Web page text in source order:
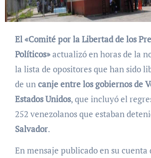
El «Comité por la Libertad de los Presos
Políticos»actualizó en horas de la
la lista de opositores que han sido
de uncanje entre los gobiernos de
Estados Unidos, que incluyó el
252 venezolanos que estaban
Salvador.
En mensaje publicado en su cuenta